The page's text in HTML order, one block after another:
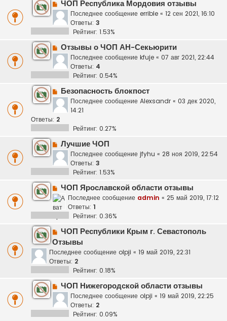
ЧОП Республика Мордовия отзывы
Последнее сообщение errible « 12 сен 2021, 16:10
Ответы: 3
Рейтинг: 1.53%
Отзывы о ЧОП АН-Секьюрити
Последнее сообщение kfuje « 07 авг 2021, 22:44
Ответы: 4
Рейтинг: 0.54%
Безопасность блокпост
Последнее сообщение Alexsandr « 03 дек 2020,
14:21
Ответы: 2
Рейтинг: 0.27%
Лучшие ЧОП
Последнее сообщение jfyhu « 28 ноя 2019, 22:54
Ответы: 3
Рейтинг: 1.53%
ЧОП Ярославской области отзывы
Последнее сообщение admin « 25 май 2019, 17:12
Ответы: 1
Рейтинг: 0.36%
ЧОП Республики Крым г. Севастополь
Отзывы
Последнее сообщение olpji « 19 май 2019, 22:31
Ответы: 2
Рейтинг: 0.18%
ЧОП Нижегородской области отзывы
Последнее сообщение olpji « 19 май 2019, 22:25
Ответы: 2
Рейтинг: 0.09%